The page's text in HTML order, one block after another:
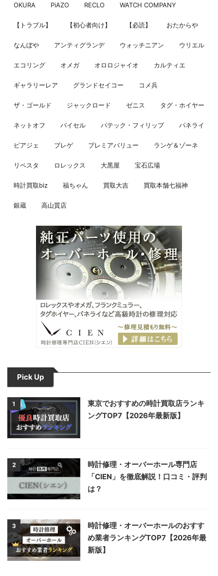
OKURA PiAZO RECLO WATCH COMPANY
【トラブル】 【初心者向け】 【必読】 おたからや
なんぼや アンティグランデ ウォッチニアン ウリエル
エコリング オメガ オロロジャイオ カルティエ
ギャラリーレア グランドセイコー コメ兵
ザ・ゴールド ジャックロード ゼニス タグ・ホイヤー
ネットオフ バイセル パテック・フィリップ パネライ
ピアジェ ブレゲ プレミアバリュー ランゲ＆ゾーネ
リペスタ ロレックス 大黒屋 宝石広場
時計買取biz 福ちゃん 買取大吉 買取本舗七福神
銀蔵 高山質店
Pick Up
1
東京でおすすめの時計買取店ランキ
ングTOP7【2026年最新版】
2
時計修理・オーバーホール専門店
「CIEN」を徹底解説！口コミ・評判
は？
3
時計修理・オーバーホールのおすす
め業者ランキングTOP7【2026年最
新版】